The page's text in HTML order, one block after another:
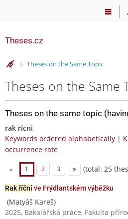
Theses.cz
>
Theses on the Same Topic
Theses on the Same
Theses on the same topic
rak ricni
Keywords ordered alphabetically |
occurrence rate
« 1 2 3 » (total: 25
Rak říčníve Frýdlantském výběžku
(Matyáš Kareš)
2025, Bakalářská práce, Fakulta